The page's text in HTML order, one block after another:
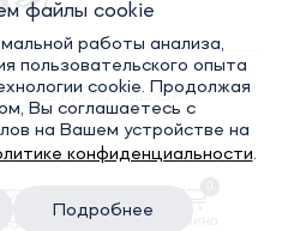
Все права защищены
файлы cookie
работы анализа,
пользовательского опыта
cookie. Продолжая
Вы соглашаетесь с
на Вашем устройстве на
конфиденциальности.
Подробнее